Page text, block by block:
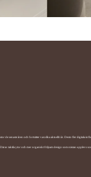
de senaste åren och fortsätter vara lika aktuellt i år. Desto fler digitala
taktila ytor och mer organiskt följsam design som nästan upplevs